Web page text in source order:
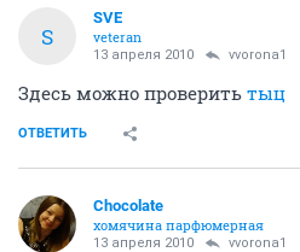
S
SVE
veteran
13 апреля 2010 vvorona1
Здесь можно проверить тыц
ОТВЕТИТЬ
Chocolate
хомячина парфюмерная
13 апреля 2010 vvorona1